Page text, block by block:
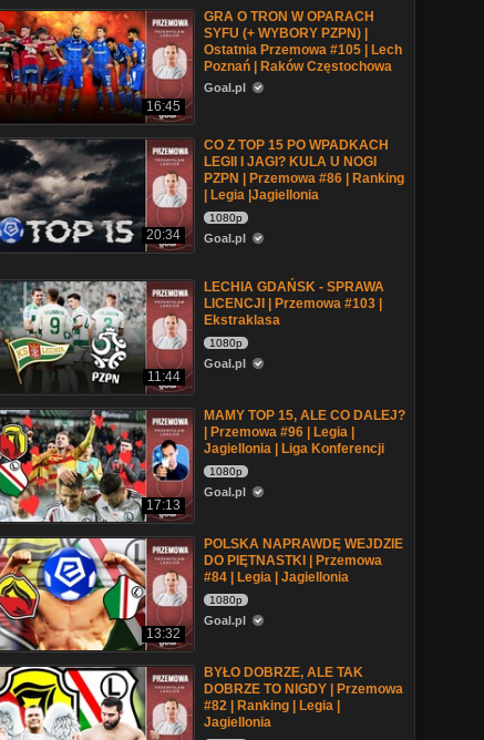
16:45
GRA O TRON W OPARACH
SYFU (+ WYBORY PZPN) |
Ostatnia Przemowa #105 | Lech
Poznań | Raków Częstochowa
Goal.pl
20:34
CO Z TOP 15 PO WPADKACH
LEGII I JAGI? KULA U NOGI
PZPN | Przemowa #86 | Ranking
| Legia |Jagiellonia
1080p
Goal.pl
11:44
LECHIA GDAŃSK - SPRAWA
LICENCJI | Przemowa #103 |
Ekstraklasa
1080p
Goal.pl
17:13
MAMY TOP 15, ALE CO DALEJ?
| Przemowa #96 | Legia |
Jagiellonia | Liga Konferencji
1080p
Goal.pl
13:32
POLSKA NAPRAWDĘ WEJDZIE
DO PIĘTNASTKI | Przemowa
#84 | Legia | Jagiellonia
1080p
Goal.pl
BYŁO DOBRZE, ALE TAK
DOBRZE TO NIGDY | Przemowa
#82 | Ranking | Legia |
Jagiellonia